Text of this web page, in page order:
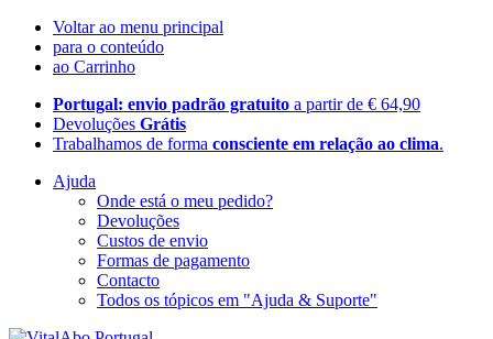
Voltar ao menu principal
para o conteúdo
ao Carrinho
Portugal: envio padrão gratuito a partir de € 64,90
Devoluções Grátis
Trabalhamos de forma consciente em relação ao clima.
Ajuda
Onde está o meu pedido?
Devoluções
Custos de envio
Formas de pagamento
Contacto
Todos os tópicos em "Ajuda & Suporte"